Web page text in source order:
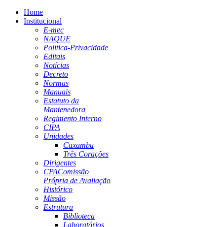
Home
Institucional
E-mec
NAQUE
Politica-Privacidade
Editais
Notícias
Decreto
Normas
Manuais
Estatuto da
Mantenedora
Regimento Interno
CIPA
Unidades
Caxambu
Três Corações
Dirigentes
CPAComissão
Própria de Avaliação
Histórico
Missão
Estrutura
Biblioteca
Laboratórios